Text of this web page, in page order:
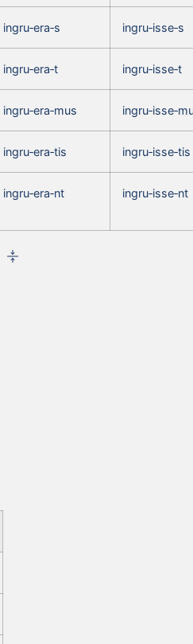
ingru‑era‑s ingru‑isse‑s
ingru‑era‑t ingru‑isse‑t
ingru‑era‑mus
ingru‑era‑tis ingru‑isse‑tis
ingru‑era‑nt ingru‑isse‑nt